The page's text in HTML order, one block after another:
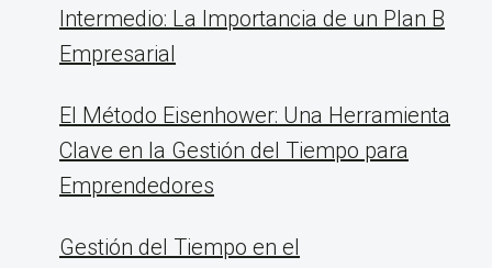
Intermedio: La Importancia de un Plan B
Empresarial
El Método Eisenhower: Una Herramienta
Clave en la Gestión del Tiempo para
Emprendedores
Gestión del Tiempo en el